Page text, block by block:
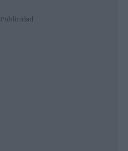
Publicidad